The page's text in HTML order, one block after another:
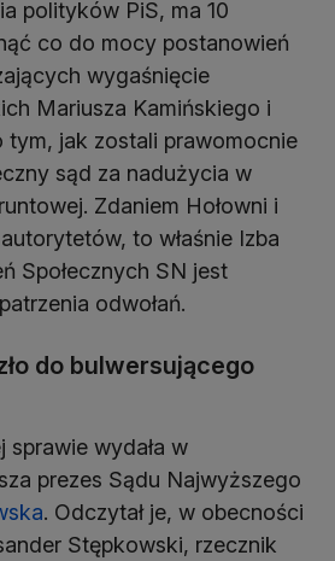
polityków PiS, ma 10
co do mocy postanowień
wygaśnięcie
Mariusza Kamińskiego i
tym, jak zostali prawomocnie
sąd za nadużycia w
Zdaniem Hołowni i
to właśnie Izba
Społecznych SN jest
odwołań.
do bulwersującego
sprawie wydała w
prezes Sądu Najwyższego
. Odczytał je, w obecności
Stępkowski, rzecznik